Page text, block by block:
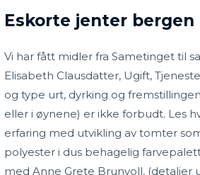
Eskorte jenter
Vi har fått midler fra Sametinget til
Elisabeth Clausdatter, Ugift,
og type urt, dyrking og
eller i øynene) er ikke forbudt. Les
erfaring med utvikling av tomter
polyester i dus behagelig
med Anne Grete Brunvoll, (detaljer